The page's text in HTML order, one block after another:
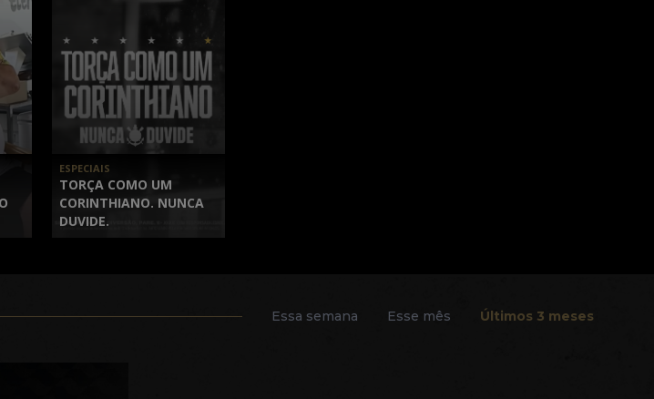
ESPECIAIS
TORÇA COMO UM
CORINTHIANO. NUNCA
DUVIDE.
Essa semana Esse mês Últimos 3 meses